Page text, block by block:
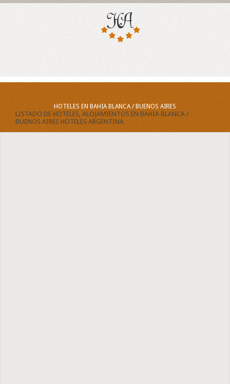
HOTELES EN BAHIA BLANCA / BUENOS AIRES
LISTADO DE HOTELES, ALOJAMIENTOS EN BAHIA BLANCA /
BUENOS AIRES HOTELES ARGENTINA